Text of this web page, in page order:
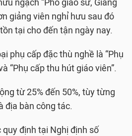
ngạch “Phó giáo sư, Giảng
giảng viên nghỉ hưu sau đó
tại cho đến tận ngày nay.
phụ cấp đặc thù nghề là “Phụ
“Phụ cấp thu hút giáo viên”.
từ 25% đến 50%, tùy từng
địa bàn công tác.
định tại Nghị định số